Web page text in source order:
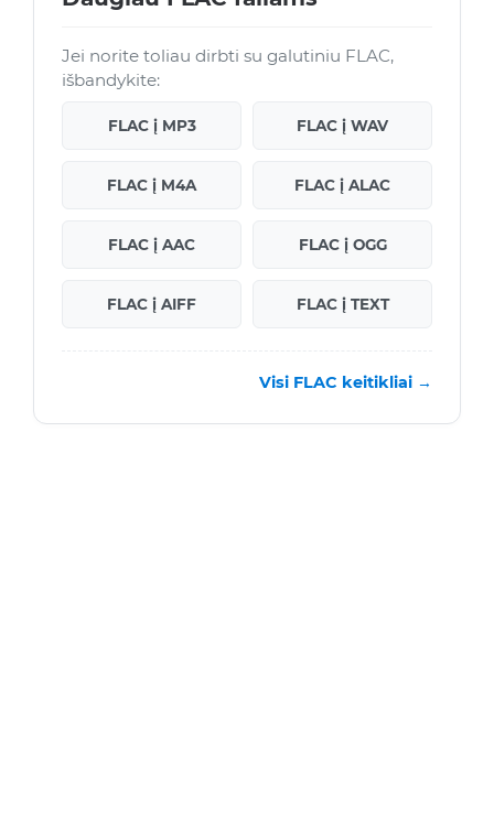
Jei norite toliau dirbti su galutiniu FLAC,
išbandykite:
FLAC į MP3 FLAC į WAV
FLAC į M4A FLAC į ALAC
FLAC į AAC FLAC į OGG
FLAC į AIFF FLAC į TEXT
Visi FLAC keitikliai →